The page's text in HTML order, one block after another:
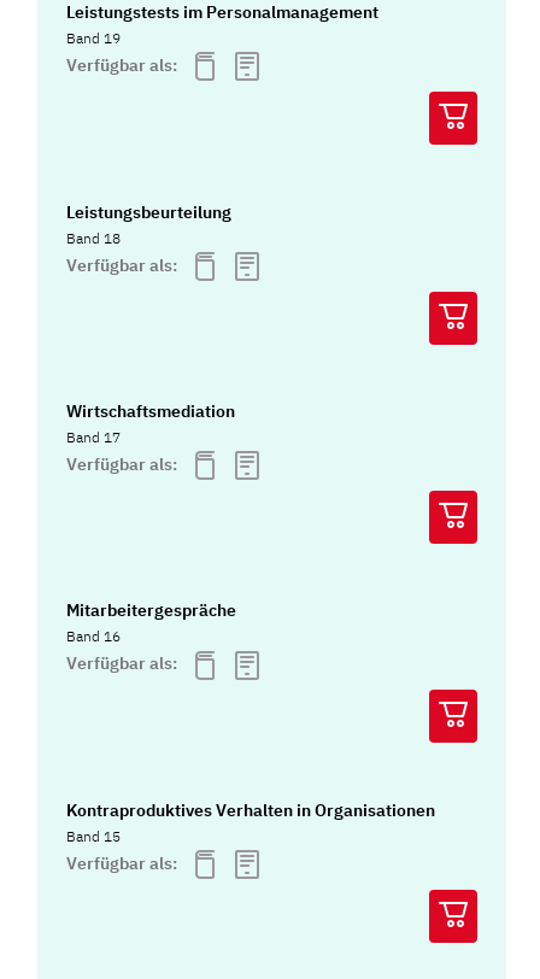
Leistungstests im Personalmanagement
Band 19
Verfügbar als:
Leistungsbeurteilung
Band 18
Verfügbar als:
Wirtschaftsmediation
Band 17
Verfügbar als:
Mitarbeitergespräche
Band 16
Verfügbar als:
Kontraproduktives Verhalten in Organisationen
Band 15
Verfügbar als: